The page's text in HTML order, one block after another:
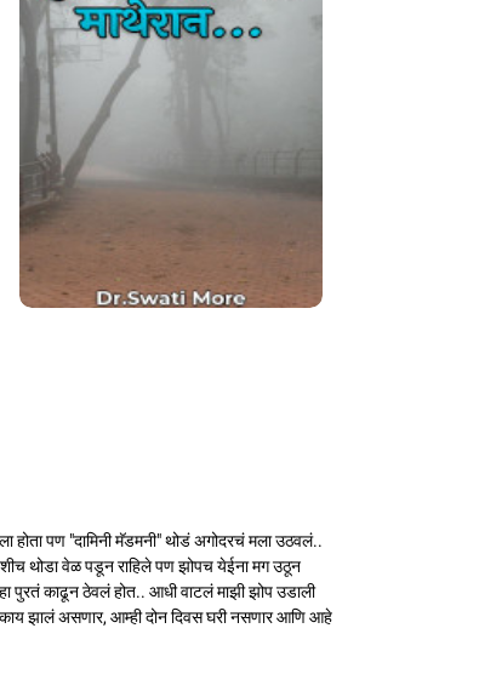
होता पण "दामिनी मॅडमनी" थोडं अगोदरचं मला उठवलं..
थोडा वेळ पडून राहिले पण झोपच येईना मग उठून
पुरतं काढून ठेवलं होत.. आधी वाटलं माझी झोप उडाली
झालं असणार, आम्ही दोन दिवस घरी नसणार आणि आहे